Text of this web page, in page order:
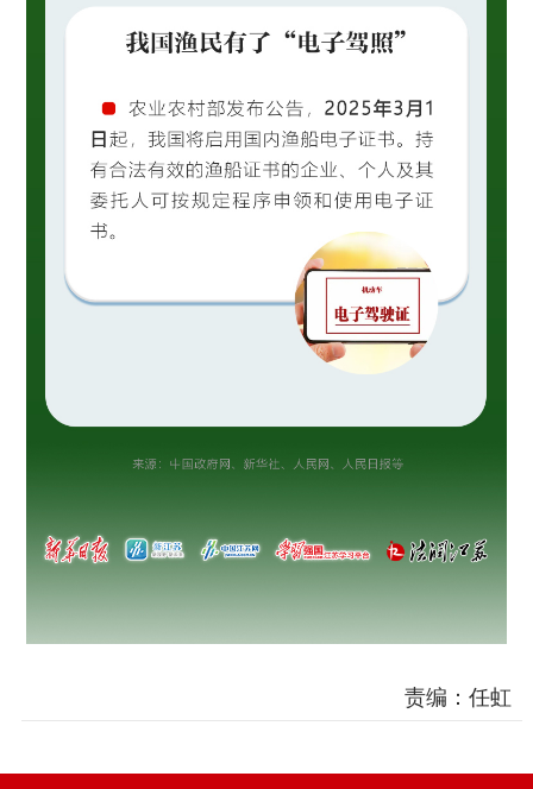
责编：任虹